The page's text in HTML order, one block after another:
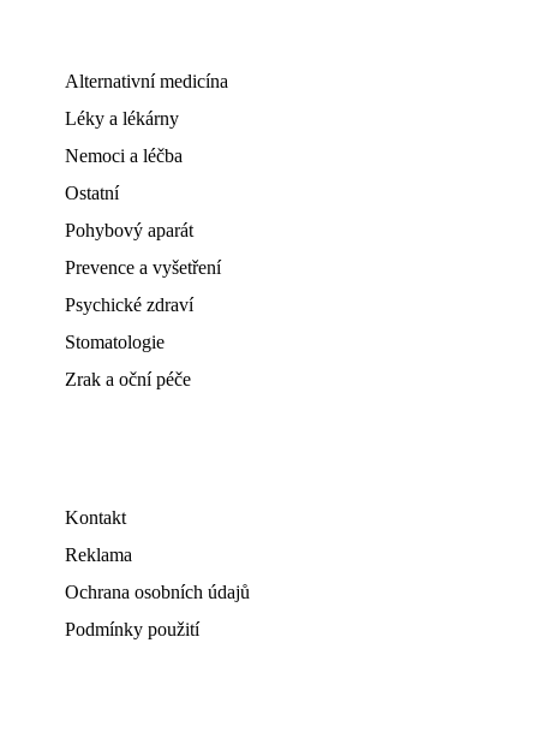
Alternativní medicína
Léky a lékárny
Nemoci a léčba
Ostatní
Pohybový aparát
Prevence a vyšetření
Psychické zdraví
Stomatologie
Zrak a oční péče
Kontakt
Reklama
Ochrana osobních údajů
Podmínky použití